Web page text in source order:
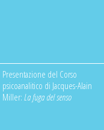
Presentazione del Corso
psicoanalitico di Jacques-Alain
Miller:La fuga del senso